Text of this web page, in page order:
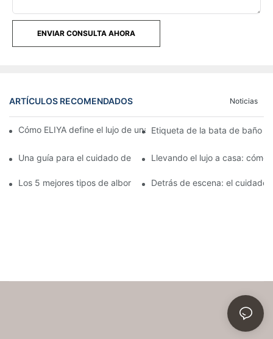
ENVIAR CONSULTA AHORA
ARTÍCULOS RECOMENDADOS Noticias
Cómo ELIYA define el lujo de una habitación de invitados con
Etiqueta de la bata de baño
Una guía para el cuidado de la bata de baño de su hotel:
Llevando el lujo a casa:
Los 5 mejores tipos de albornoces de hotel y lo que los hace
Detrás de escena: el cuidado